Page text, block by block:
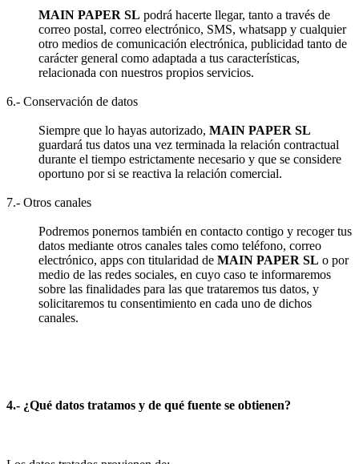
MAIN PAPER SL podrá hacerte llegar, tanto a través de
correo postal, correo electrónico, SMS, whatsapp y cualquier
otro medios de comunicación electrónica, publicidad tanto de
carácter general como adaptada a tus características,
relacionada con nuestros propios servicios.
6.- Conservación de datos
Siempre que lo hayas autorizado, MAIN PAPER SL
guardará tus datos una vez terminada la relación contractual
durante el tiempo estrictamente necesario y que se considere
oportuno por si se reactiva la relación comercial.
7.- Otros canales
Podremos ponernos también en contacto contigo y recoger tus
datos mediante otros canales tales como teléfono, correo
electrónico, apps con titularidad de MAIN PAPER SL o por
medio de las redes sociales, en cuyo caso te informaremos
sobre las finalidades para las que trataremos tus datos, y
solicitaremos tu consentimiento en cada uno de dichos
canales.
4.- ¿Qué datos tratamos y de qué fuente se obtienen?